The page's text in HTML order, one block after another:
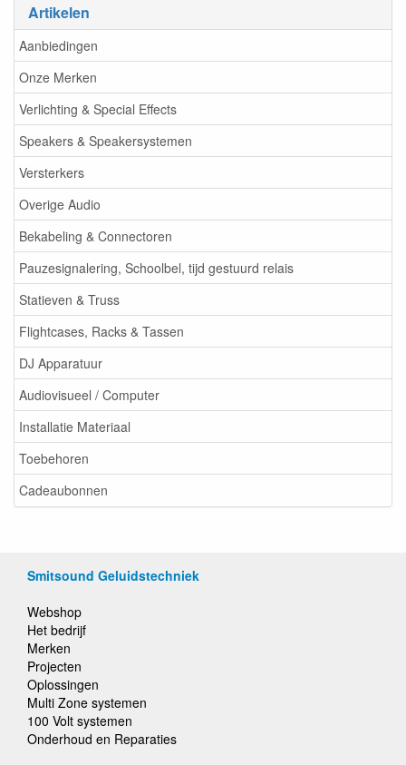
Artikelen
Aanbiedingen
Onze Merken
Verlichting & Special Effects
Speakers & Speakersystemen
Versterkers
Overige Audio
Bekabeling & Connectoren
Pauzesignalering, Schoolbel, tijd gestuurd relais
Statieven & Truss
Flightcases, Racks & Tassen
DJ Apparatuur
Audiovisueel / Computer
Installatie Materiaal
Toebehoren
Cadeaubonnen
Smitsound Geluidstechniek
Webshop
Het bedrijf
Merken
Projecten
Oplossingen
Multi Zone systemen
100 Volt systemen
Onderhoud en Reparaties